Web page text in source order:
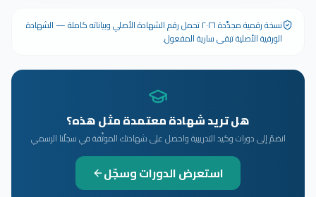
نسخة رقمية مجدَّدة ٢٠٢٦ تحمل رقم الشهادة الأصلي وبياناته كاملة — الشهادة
الورقية الأصلية تبقى سارية المفعول.
هل تريد شهادة معتمدة مثل هذه؟
انضمّ إلى دورات وكيد التدريبية واحصل على شهادتك الموثّقة في سجلّنا الرسمي
استعرض الدورات وسجّل